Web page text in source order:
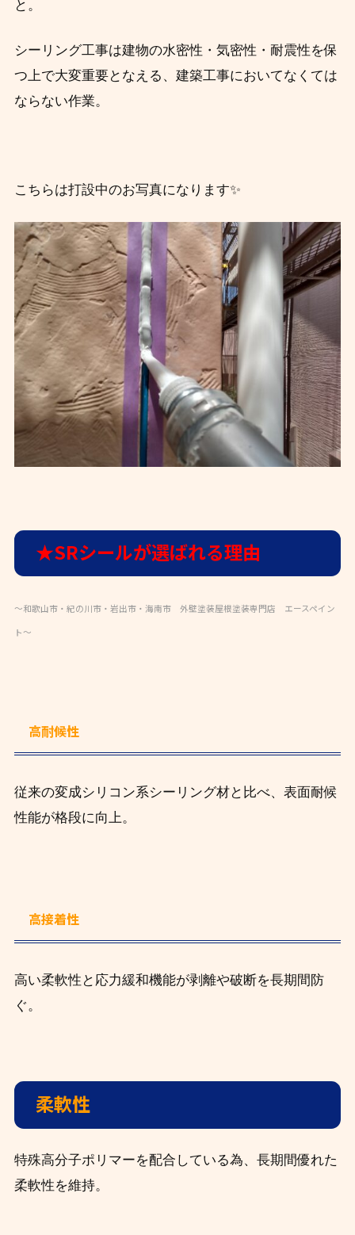
と。
シーリング工事は建物の水密性・気密性・耐震性を保
つ上で大変重要となえる、建築工事においてなくては
ならない作業。
こちらは打設中のお写真になります✨
★SRシールが選ばれる理由
～和歌山市・紀の川市・岩出市・海南市 外壁塗装屋根塗装専門店 エースペイン
ト～
高耐候性
従来の変成シリコン系シーリング材と比べ、表面耐候
性能が格段に向上。
高接着性
高い柔軟性と応力緩和機能が剥離や破断を長期間防
ぐ。
柔軟性
特殊高分子ポリマーを配合している為、長期間優れた
柔軟性を維持。